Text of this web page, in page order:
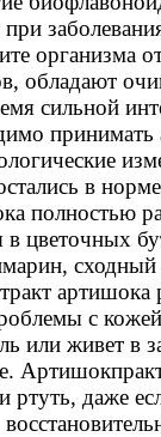
организма
обладают
сильной
в
полностью
в цветочных
сходный
артишока
с
или живет в
ртуть, даже